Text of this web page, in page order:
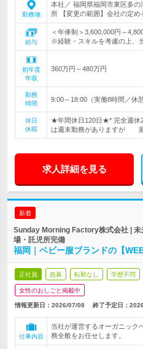
勤務地
本社／ 福岡県福岡市東区多
所 【変更の範囲】会社の定め
給与
＜年俸制＞3,600,000円～
※経験・スキルを考慮の上、
初年度
年収
360万円～480万円
勤務
時間
9:00～18:00（実働8時間／休
休日
休暇
★年間休日120日★* 完全週
は週末勤務がありますが
求人詳細を見る
新着
Sunday Morning Factory株式会社 |
場・託児所完備
福岡｜ベビー服ブランドの【
正社員 急募 転勤なし 学歴不問
女性のおしごと掲載中
情報更新日：2026/07/08 終了予定日：
仕事内容
当社が運営するオーガニック
務全般をお任せします。